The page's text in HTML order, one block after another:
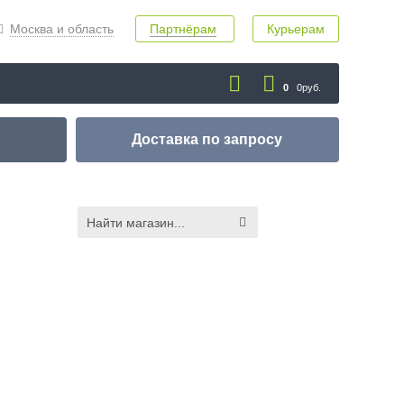
Москва и область Партнёрам Курьерам
0 0руб.
Доставка по запросу